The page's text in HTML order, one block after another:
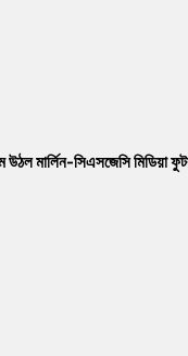
উঠল মার্লিন-সিএসজেসি মিডিয়া